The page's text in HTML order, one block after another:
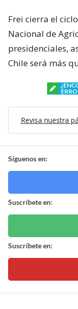
Frei cierra el
Nacional de
presidenciales,
Chile será más
Revisa nuestra
Síguenos en:
Suscríbete en:
Suscríbete en: